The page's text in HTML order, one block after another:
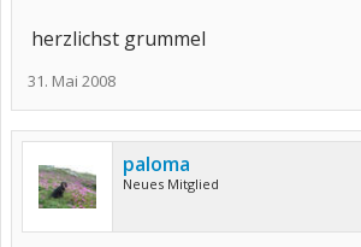
herzlichst grummel
31. Mai 2008
paloma
Neues Mitglied